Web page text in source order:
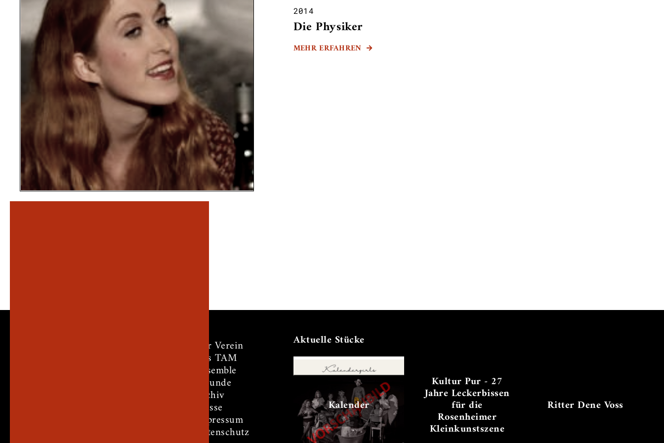
2014
Die Physiker
MEHR ERFAHREN 
Der Verein
Das TAM
Ensemble
Freunde
Archiv
Presse
Impressum
Datenschutz
Aktuelle Stücke
Kalender
Kultur Pur - 27
Jahre Leckerbissen
für die
Rosenheimer
Kleinkunstszene
Ritter Dene Voss